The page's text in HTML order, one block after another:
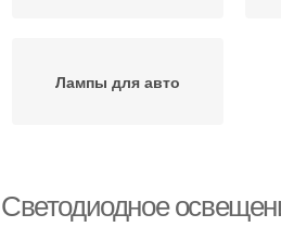
Лампы для авто
Светодиодное